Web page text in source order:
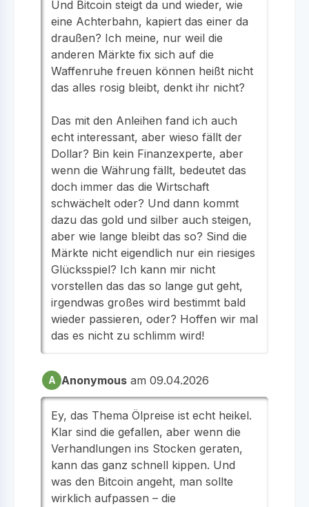
Und Bitcoin steigt da und wieder, wie
eine Achterbahn, kapiert das einer da
draußen? Ich meine, nur weil die
anderen Märkte fix sich auf die
Waffenruhe freuen können heißt nicht
das alles rosig bleibt, denkt ihr nicht?
Das mit den Anleihen fand ich auch
echt interessant, aber wieso fällt der
Dollar? Bin kein Finanzexperte, aber
wenn die Währung fällt, bedeutet das
doch immer das die Wirtschaft
schwächelt oder? Und dann kommt
dazu das gold und silber auch steigen,
aber wie lange bleibt das so? Sind die
Märkte nicht eigendlich nur ein riesiges
Glücksspiel? Ich kann mir nicht
vorstellen das das so lange gut geht,
irgendwas großes wird bestimmt bald
wieder passieren, oder? Hoffen wir mal
das es nicht zu schlimm wird!
A Anonymous am 09.04.2026
Ey, das Thema Ölpreise ist echt heikel.
Klar sind die gefallen, aber wenn die
Verhandlungen ins Stocken geraten,
kann das ganz schnell kippen. Und
was den Bitcoin angeht, man sollte
wirklich aufpassen – die